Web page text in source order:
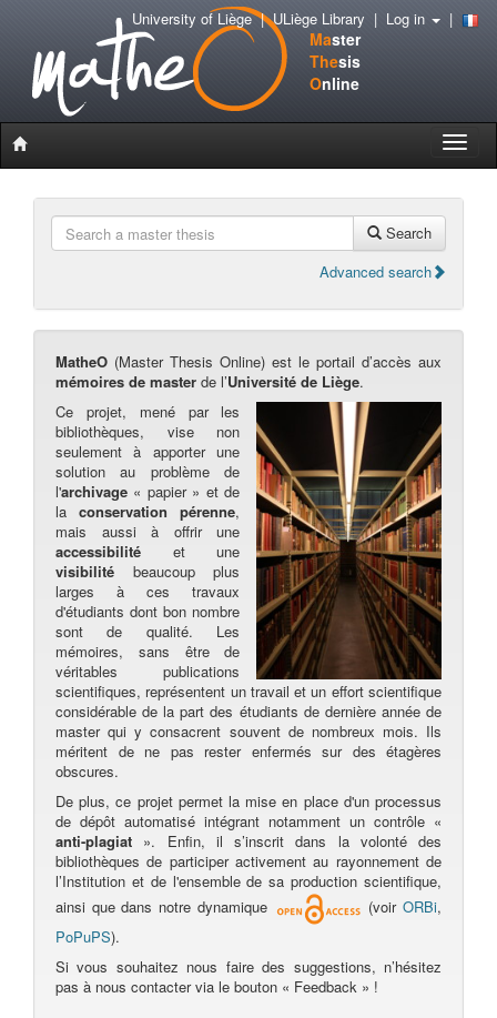
Master
Thesis
Online
Toggle
University of Liège|ULiège Library | Log in |
Search
Advanced search
MatheO (Master Thesis Online) est le portail d’accès aux
mémoires de master de l’Université de Liège.
Ce projet, mené par les
bibliothèques, vise non
seulement à apporter une
solution au problème de
l'archivage « papier » et de
laconservation pérenne,
mais aussi à offrir une
accessibilité et une
visibilité beaucoup plus
larges à ces travaux
d'étudiants dont bon nombre
sont de qualité. Les
mémoires, sans être de
véritables publications
scientifiques, représentent un travail et un effort scientifique
considérable de la part des étudiants de dernière année de
master qui y consacrent souvent de nombreux mois. Ils
méritent de ne pas rester enfermés sur des étagères
obscures.
De plus, ce projet permet la mise en place d'un processus
de dépôt automatisé intégrant notamment un contrôle «
anti-plagiat ». Enfin, il s’inscrit dans la volonté des
bibliothèques de participer activement au rayonnement de
l’Institution et de l'ensemble de sa production scientifique,
ainsi que dans notre dynamique
(voirORBi,
PoPuPS).
Si vous souhaitez nous faire des suggestions, n’hésitez
pas à nous contacter via le bouton « Feedback » !